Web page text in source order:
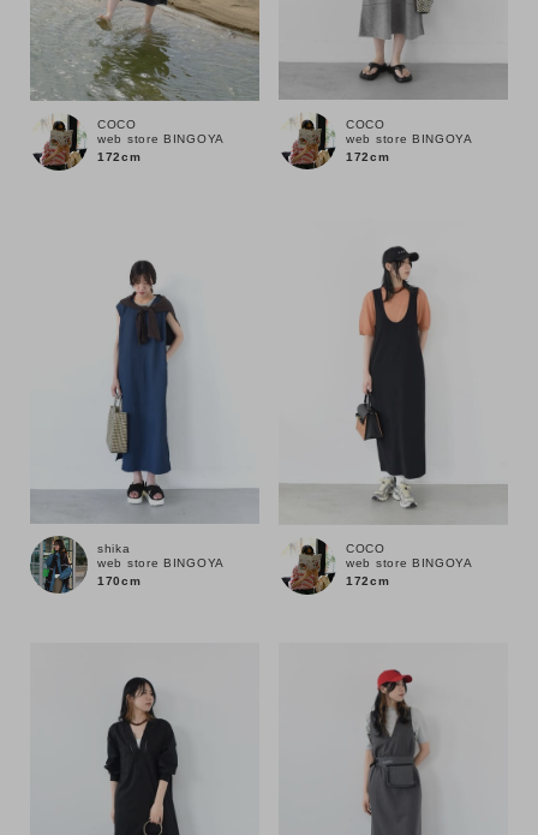
サイズ
ブランド
COCO
web store BINGOYA
172cm
COCO
web store BINGOYA
172cm
shika
web store BINGOYA
170cm
COCO
web store BINGOYA
172cm